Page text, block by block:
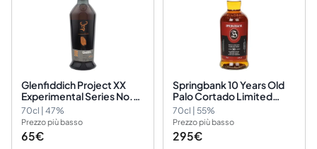
Glenfiddich Project XX
Experimental Series No.
02
70cl | 47%
Prezzo più basso
65€
Springbank 10 Years Old
Palo Cortado Limited
Edition 2023
70cl | 55%
Prezzo più basso
295€